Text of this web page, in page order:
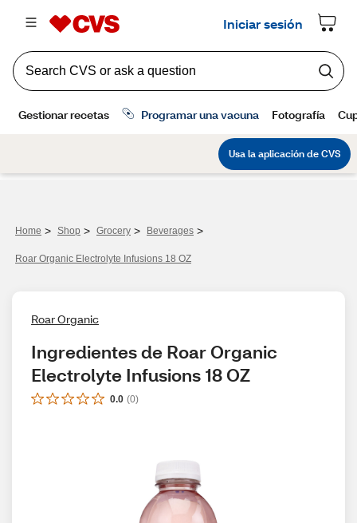
Home > Shop > Grocery > Beverages >
Roar Organic Electrolyte Infusions 18 OZ
Roar Organic
Ingredientes de Roar Organic
Electrolyte Infusions 18 OZ
0.0 (0)